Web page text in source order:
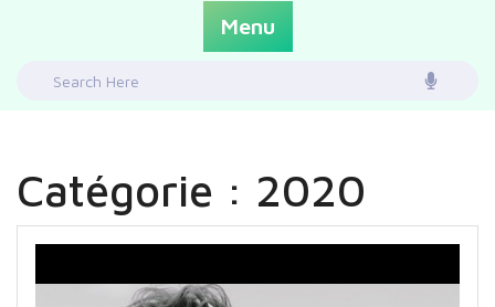
Menu
Search
Catégorie : 2020